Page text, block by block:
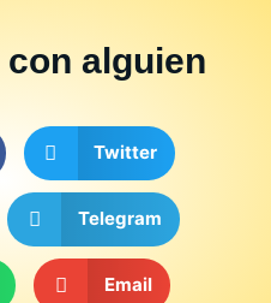
con alguien
Twitter
Telegram
Email